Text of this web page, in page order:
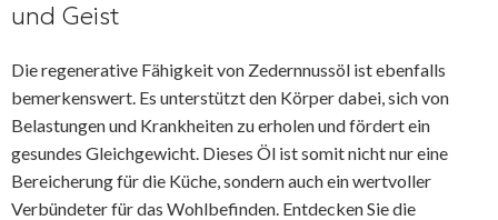
und Geist
Die regenerative Fähigkeit von Zedernnussöl ist ebenfalls
bemerkenswert. Es unterstützt den Körper dabei, sich von
Belastungen und Krankheiten zu erholen und fördert ein
gesundes Gleichgewicht. Dieses Öl ist somit nicht nur eine
Bereicherung für die Küche, sondern auch ein wertvoller
Verbündeter für das Wohlbefinden. Entdecken Sie die